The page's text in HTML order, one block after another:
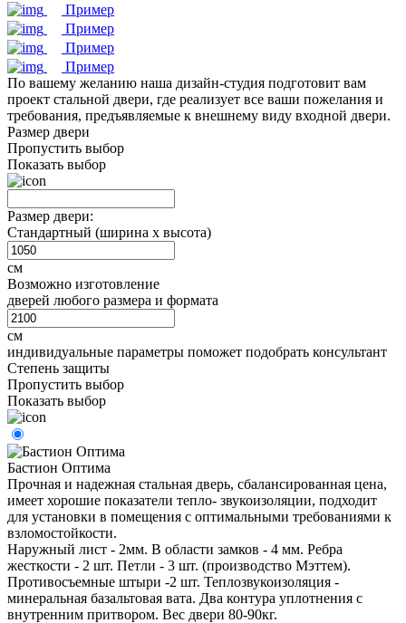
Пример
Пример
Пример
Пример
По вашему желанию наша дизайн-студия подготовит вам
проект стальной двери, где реализует все ваши пожелания и
требования, предъявляемые к внешнему виду входной двери.
Размер двери
Пропустить выбор
Показать выбор
Размер двери:
Стандартный (ширина х высота)
см
Возможно изготовление
дверей любого размера и формата
см
индивидуальные параметры поможет подобрать консультант
Степень защиты
Пропустить выбор
Показать выбор
Бастион Оптима
Прочная и надежная стальная дверь, сбалансированная цена,
имеет хорошие показатели тепло- звукоизоляции, подходит
для установки в помещения с оптимальными требованиями к
взломостойкости.
Наружный лист - 2мм. В области замков - 4 мм. Ребра
жесткости - 2 шт. Петли - 3 шт. (производство Мэттем).
Противосъемные штыри -2 шт. Теплозвукоизоляция -
минеральная базальтовая вата. Два контура уплотнения с
внутренним притвором. Вес двери 80-90кг.